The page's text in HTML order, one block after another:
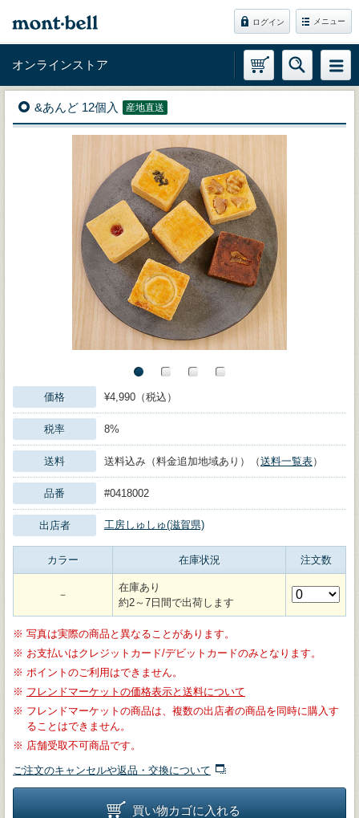
ログイン メニュー
オンラインストア
&あんど 12個入 産地直送
価格 ¥4,990（税込）
税率 8%
送料 送料込み（料金追加地域あり）（送料一覧表）
品番 #0418002
出店者 工房しゅしゅ(滋賀県)
カラー 在庫状況 注文数
－
在庫あり
約2～7日間で出荷します
※ 写真は実際の商品と異なることがあります。
※ お支払いはクレジットカード/デビットカードのみとなります。
※ ポイントのご利用はできません。
※ フレンドマーケットの価格表示と送料について
※ フレンドマーケットの商品は、複数の出店者の商品を同時に購入す
ることはできません。
※ 店舗受取不可商品です。
ご注文のキャンセルや返品・交換について
買い物カゴに入れる